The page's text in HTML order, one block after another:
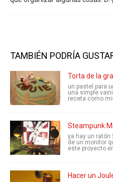
TAMBIÉN PODRÍA
Torta de la
un pastel para
una simple
receta como
Steampunk
ya hay un ratón
de un monitor
este proyecto
Hacer un